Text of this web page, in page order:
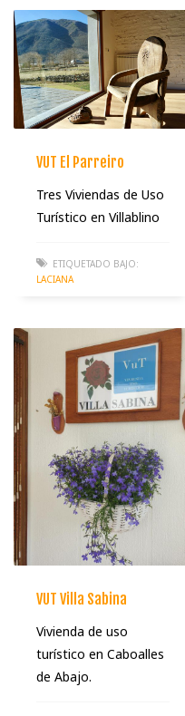
VUT El Parreiro
Tres Viviendas de Uso
Turístico en Villablino
ETIQUETADO BAJO:
LACIANA
VUT Villa Sabina
Vivienda de uso
turístico en Caboalles
de Abajo.